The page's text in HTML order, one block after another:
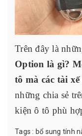
Trên đây là
Option là gì?
tô mà các tài
những chia sẻ
kiện ô tô phù
Tags : bổ sung tính